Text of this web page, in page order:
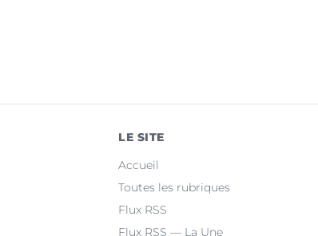
LE SITE
Accueil
Toutes les rubriques
Flux RSS
Flux RSS — La Une